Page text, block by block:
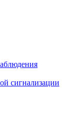
сигнализации